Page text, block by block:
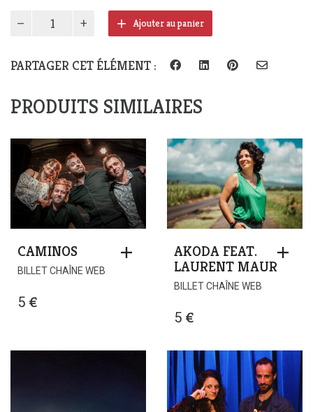
Clara
Ajouter au panier
PARTAGER CET ÉLÉMENT :
PRODUITS SIMILAIRES
CAMINOS
BILLET CHAÎNE WEB
5 €
AKODA FEAT.
LAURENT MAUR
BILLET CHAÎNE WEB
5 €